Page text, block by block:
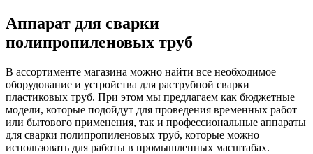
Аппарат для сварки
полипропиленовых труб
В ассортименте магазина можно найти все необходимое
оборудование и устройства для раструбной сварки
пластиковых труб. При этом мы предлагаем как бюджетные
модели, которые подойдут для проведения временных работ
или бытового применения, так и профессиональные аппараты
для сварки полипропиленовых труб, которые можно
использовать для работы в промышленных масштабах.